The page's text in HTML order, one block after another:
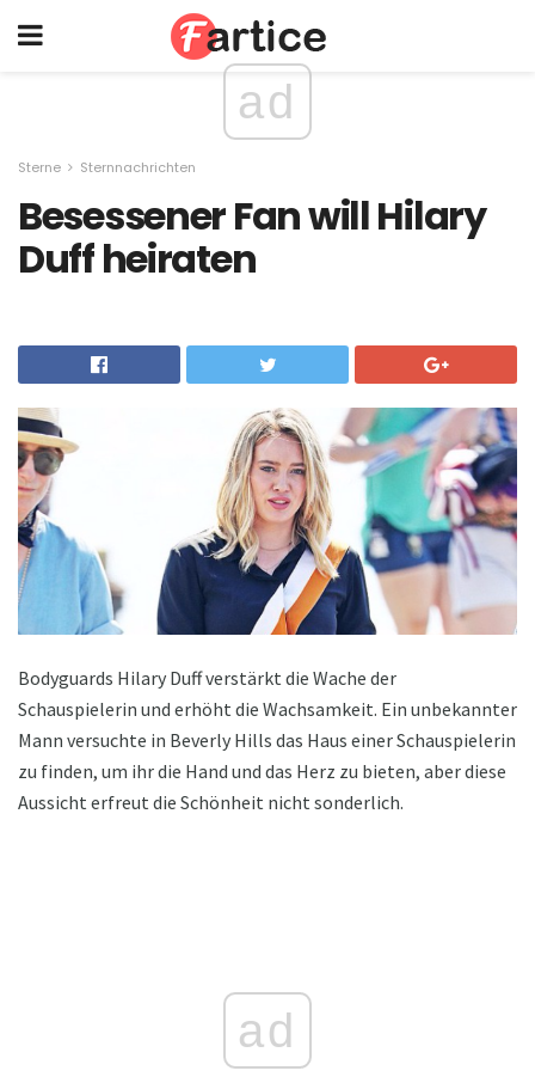
ad
Sterne Sternnachrichten
Besessener Fan will Hilary
Duff heiraten
Bodyguards Hilary Duff verstärkt die Wache der
Schauspielerin und erhöht die Wachsamkeit. Ein unbekannter
Mann versuchte in Beverly Hills das Haus einer Schauspielerin
zu finden, um ihr die Hand und das Herz zu bieten, aber diese
Aussicht erfreut die Schönheit nicht sonderlich.
ad